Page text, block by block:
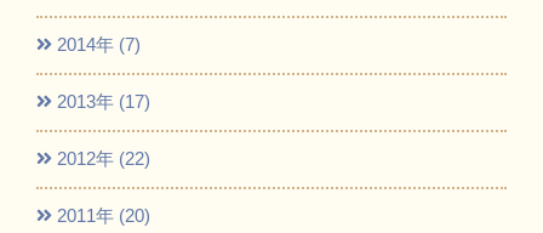
2014年 (7)
2013年 (17)
2012年 (22)
2011年 (20)